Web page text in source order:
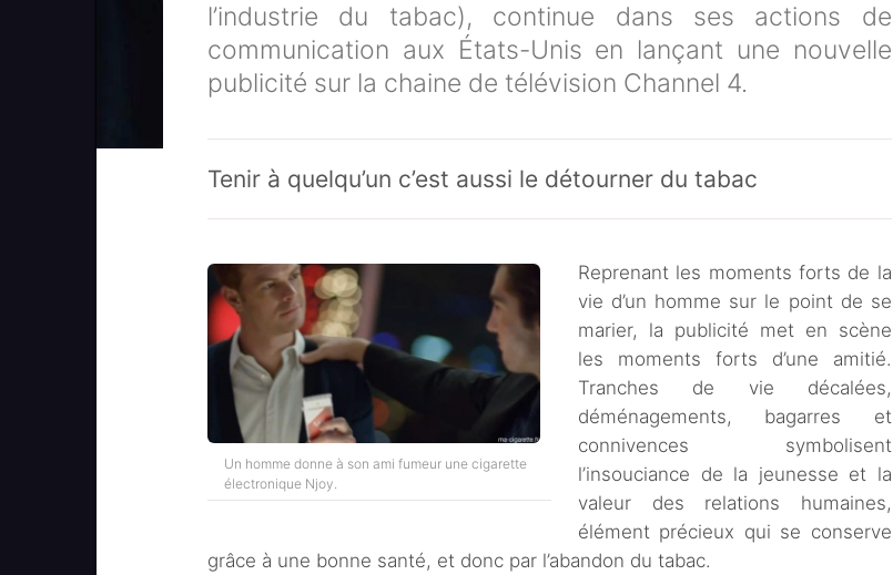
l’industrie du tabac), continue dans ses actions de
communication aux États-Unis en lançant une nouvelle
publicité sur la chaine de télévision Channel 4.
Tenir à quelqu’un c’est aussi le détourner du tabac
Un homme donne à son ami fumeur une cigarette
électronique Njoy.
Reprenant les moments forts de la
vie d’un homme sur le point de se
marier, la publicité met en scène
les moments forts d’une amitié.
Tranches de vie décalées,
déménagements, bagarres et
connivences symbolisent
l’insouciance de la jeunesse et la
valeur des relations humaines,
élément précieux qui se conserve
grâce à une bonne santé, et donc par l’abandon du tabac.